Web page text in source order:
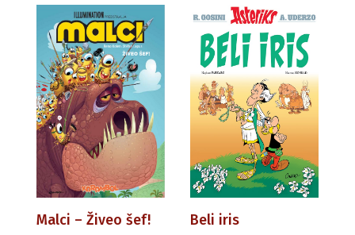
Malci – Živeo šef! Beli iris